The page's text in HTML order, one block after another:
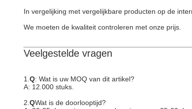
In vergelijking met vergelijkbare producten op de
We moeten de kwaliteit controleren met onze prijs.
Veelgestelde vragen
1. Q: Wat is uw MOQ van dit artikel?
A: 12.000 stuks.
2. QWat is de doorlooptijd?